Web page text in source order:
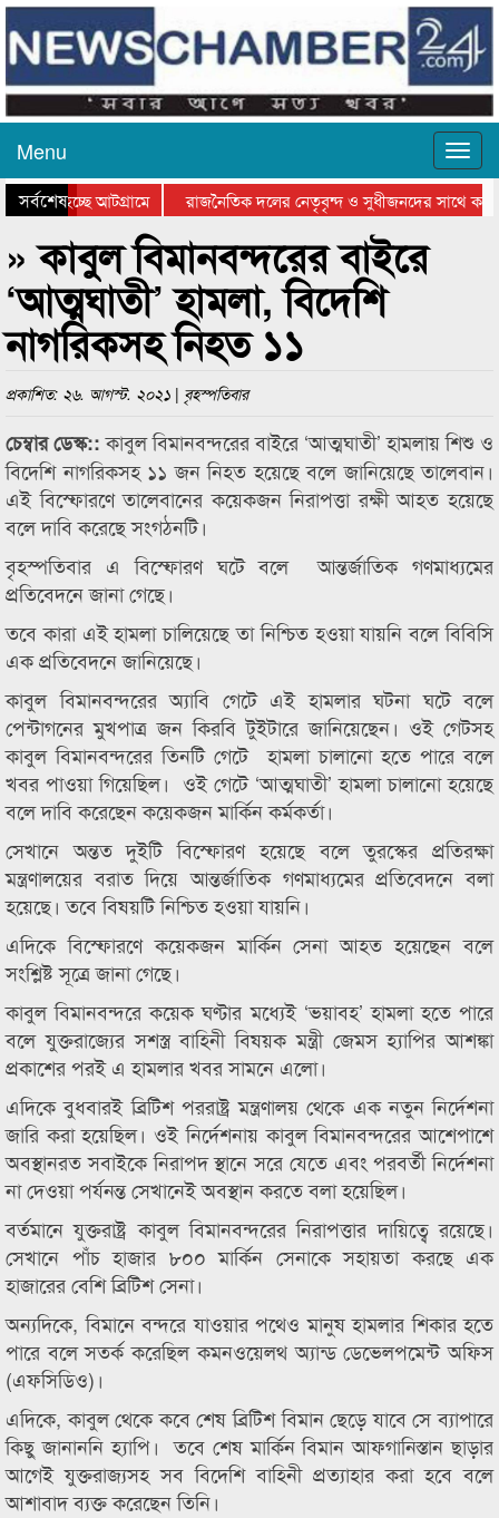
Menu
সর্বশেষ
হচ্ছে আটগ্রামে
রাজনৈতিক দলের নেতৃবৃন্দ ও সুধীজনদের সাথে
পুরস্কার বিতরণ সম্পন্ন
সিলেটে বাংলাদেশ গ্রুপ থিয়েটার ফেডারেশানের
» কাবুল বিমানবন্দরের বাইরে
‘আত্মঘাতী’ হামলা, বিদেশি
নাগরিকসহ নিহত ১১
প্রকাশিত: ২৬. আগস্ট. ২০২১ | বৃহস্পতিবার
চেম্বার ডেস্ক::কাবুল বিমানবন্দরের বাইরে ‘আত্মঘাতী’ হামলায় শিশু ও
বিদেশি নাগরিকসহ ১১ জন নিহত হয়েছে বলে জানিয়েছে তালেবান।
এই বিস্ফোরণে তালেবানের কয়েকজন নিরাপত্তা রক্ষী আহত হয়েছে
বলে দাবি করেছে সংগঠনটি।
বৃহস্পতিবার এ বিস্ফোরণ ঘটে বলে আন্তর্জাতিক গণমাধ্যমের
প্রতিবেদনে জানা গেছে।
তবে কারা এই হামলা চালিয়েছে তা নিশ্চিত হওয়া যায়নি বলে বিবিসি
এক প্রতিবেদনে জানিয়েছে।
কাবুল বিমানবন্দরের অ্যাবি গেটে এই হামলার ঘটনা ঘটে বলে
পেন্টাগনের মুখপাত্র জন কিরবি টুইটারে জানিয়েছেন। ওই গেটসহ
কাবুল বিমানবন্দরের তিনটি গেটে হামলা চালানো হতে পারে বলে
খবর পাওয়া গিয়েছিল। ওই গেটে ‘আত্মঘাতী’ হামলা চালানো হয়েছে
বলে দাবি করেছেন কয়েকজন মার্কিন কর্মকর্তা।
সেখানে অন্তত দুইটি বিস্ফোরণ হয়েছে বলে তুরস্কের প্রতিরক্ষা
মন্ত্রণালয়ের বরাত দিয়ে আন্তর্জাতিক গণমাধ্যমের প্রতিবেদনে বলা
হয়েছে। তবে বিষয়টি নিশ্চিত হওয়া যায়নি।
এদিকে বিস্ফোরণে কয়েকজন মার্কিন সেনা আহত হয়েছেন বলে
সংশ্লিষ্ট সূত্রে জানা গেছে।
কাবুল বিমানবন্দরে কয়েক ঘণ্টার মধ্যেই ‘ভয়াবহ’ হামলা হতে পারে
বলে যুক্তরাজ্যের সশস্ত্র বাহিনী বিষয়ক মন্ত্রী জেমস হ্যাপির আশঙ্কা
প্রকাশের পরই এ হামলার খবর সামনে এলো।
এদিকে বুধবারই ব্রিটিশ পররাষ্ট্র মন্ত্রণালয় থেকে এক নতুন নির্দেশনা
জারি করা হয়েছিল। ওই নির্দেশনায় কাবুল বিমানবন্দরের আশেপাশে
অবস্থানরত সবাইকে নিরাপদ স্থানে সরে যেতে এবং পরবর্তী নির্দেশনা
না দেওয়া পর্যনন্ত সেখানেই অবস্থান করতে বলা হয়েছিল।
বর্তমানে যুক্তরাষ্ট্র কাবুল বিমানবন্দরের নিরাপত্তার দায়িত্বে রয়েছে।
সেখানে পাঁচ হাজার ৮০০ মার্কিন সেনাকে সহায়তা করছে এক
হাজারের বেশি ব্রিটিশ সেনা।
অন্যদিকে, বিমানে বন্দরে যাওয়ার পথেও মানুষ হামলার শিকার হতে
পারে বলে সতর্ক করেছিল কমনওয়েলথ অ্যান্ড ডেভেলপমেন্ট অফিস
(এফসিডিও)।
এদিকে, কাবুল থেকে কবে শেষ ব্রিটিশ বিমান ছেড়ে যাবে সে ব্যাপারে
কিছু জানাননি হ্যাপি। তবে শেষ মার্কিন বিমান আফগানিস্তান ছাড়ার
আগেই যুক্তরাজ্যসহ সব বিদেশি বাহিনী প্রত্যাহার করা হবে বলে
আশাবাদ ব্যক্ত করেছেন তিনি।